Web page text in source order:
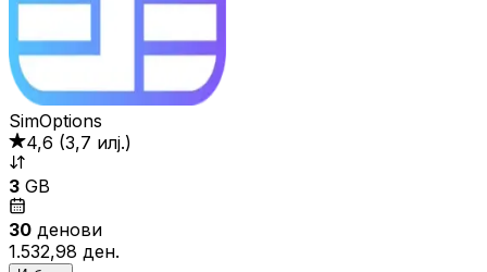
SimOptions
4,6 (3,7 илј.)
3 GB
30 денови
1.532,98 ден.